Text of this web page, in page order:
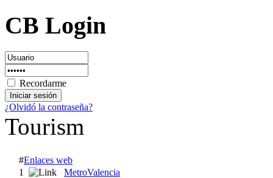
CB Login
Recordarme
¿Olvidó la contraseña?
Tourism
#Enlaces web
1
MetroValencia